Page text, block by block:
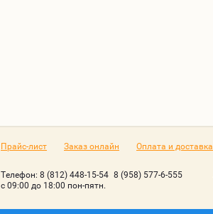
Прайс-лист Заказ онлайн Оплата и доставка
Телефон: 8 (812) 448-15-54 8 (958) 577-6-555
с 09:00 до 18:00 пон-пятн.